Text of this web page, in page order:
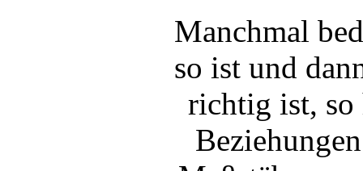
Manchmal
so ist und
richtig ist, so